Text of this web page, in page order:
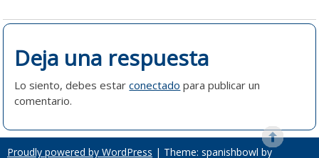
Deja una respuesta
Lo siento, debes estarconectado para publicar un
comentario.
Proudly powered by WordPress | Theme: spanishbowl by